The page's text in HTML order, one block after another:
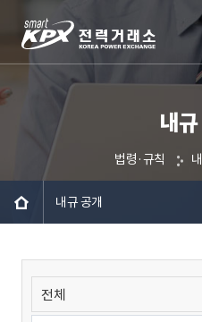
내
법령·규칙
내규 공개